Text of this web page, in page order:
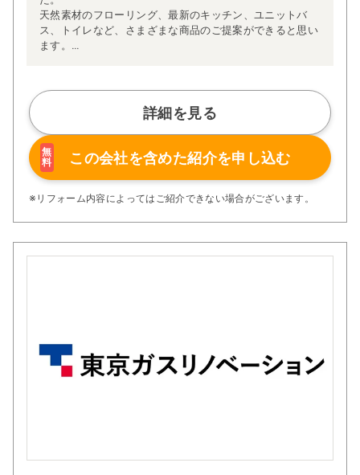
天然素材のフローリング、最新のキッチン、ユニットバ
ス、トイレなど、さまざまな商品のご提案ができると思い
ます。
お客様満足を第一に考え、お打ち合わせから引き渡しま
で、安心・安全のリフォームをご提供致します。
リフォームをご検討のお客様からご相談料はいただいてお
りませんのでお気軽にお問い合わせ下さい。
詳細を見る
無
料
この会社を含めた紹介を申し込む
※リフォーム内容によってはご紹介できない場合がございます。